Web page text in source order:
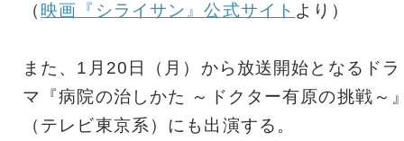
（ 映画『シライサン』公式サイト より）
また、1月20日（月）から放送開始となるドラ
マ『病院の治しかた ～ドクター有原の挑戦～
（テレビ東京系）にも出演する。